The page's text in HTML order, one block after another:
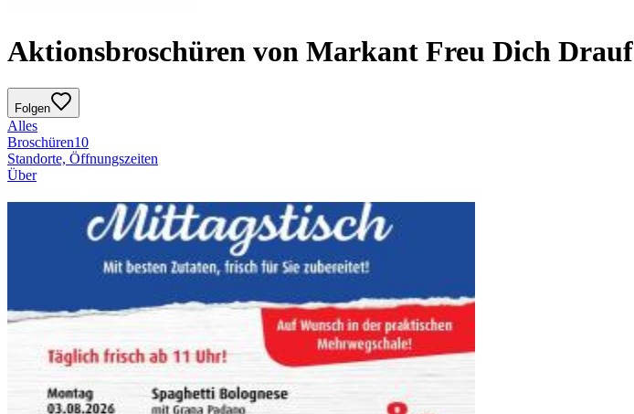
Aktionsbroschüren von Markant Freu Dich Drauf
Folgen
Alles
Broschüren10
Standorte, Öffnungszeiten
Über